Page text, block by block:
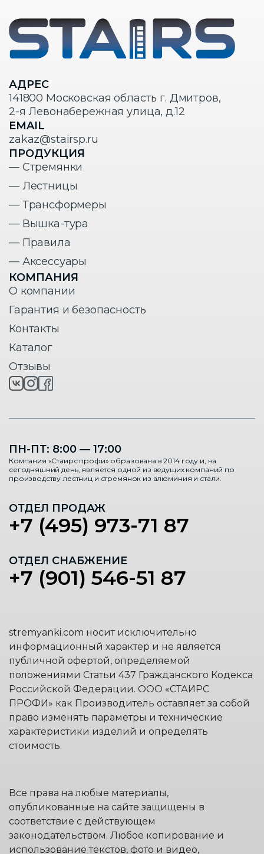
АДРЕС
141800 Московская область г. Дмитров,
2-я Левонабережная улица, д.12
EMAIL
zakaz@stairsp.ru
ПРОДУКЦИЯ
— Стремянки
— Лестницы
— Трансформеры
— Вышка-тура
— Правила
— Аксессуары
КОМПАНИЯ
О компании
Гарантия и безопасность
Контакты
Каталог
Отзывы
ПН-ПТ: 8:00 — 17:00
Компания «Стаирс профи» образована в 2014 году и, на
сегодняшний день, является одной из ведущих компаний по
производству лестниц и стремянок из алюминия и стали.
ОТДЕЛ ПРОДАЖ
+7 (495) 973-71 87
ОТДЕЛ СНАБЖЕНИЕ
+7 (901) 546-51 87
stremyanki.com носит исключительно
информационный характер и не является
публичной офертой, определяемой
положениями Статьи 437 Гражданского Кодекса
Российской Федерации. ООО «СТАИРС
ПРОФИ» как Производитель оставляет за собой
право изменять параметры и технические
характеристики изделий и определять
стоимость.
Все права на любые материалы,
опубликованные на сайте защищены в
соответствие с действующем
законодательством. Любое копирование и
использование текстов, фото и видео,